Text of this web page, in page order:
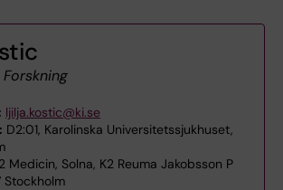
ljilja.kostic@ki.se
D2:01, Karolinska Universitetssjukhuset,
Medicin, Solna, K2 Reuma Jakobsson P
Stockholm